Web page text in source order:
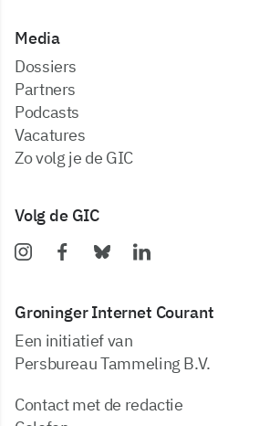
Media
dossiers
partners
podcasts
vacatures
zo volg je de GIC
Volg de GIC
Groninger Internet Courant
Een initiatief van
Persbureau Tammeling B.V.
Contact met de redactie